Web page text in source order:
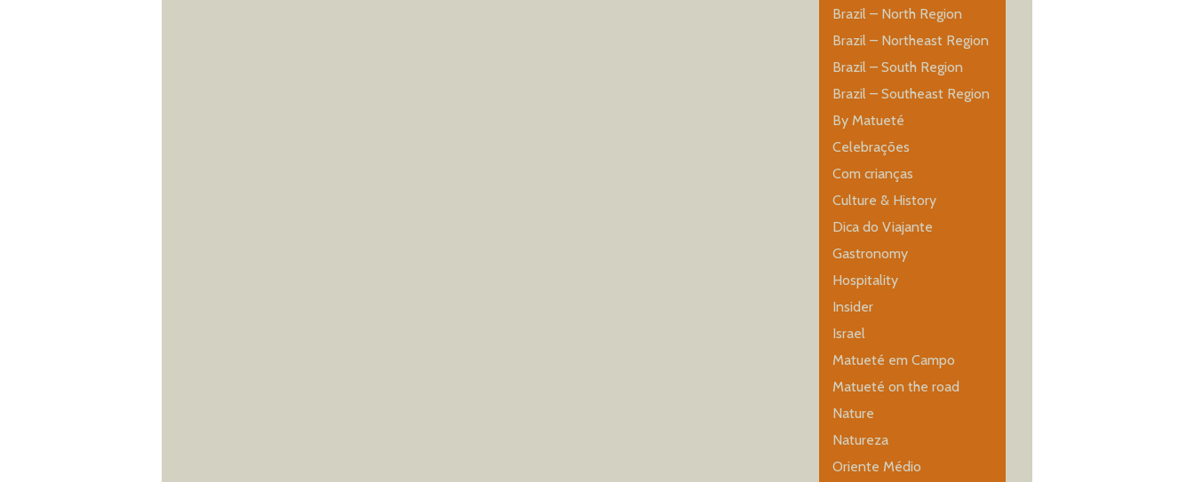
Brazil – North Region
Brazil – Northeast Region
Brazil – South Region
Brazil – Southeast Region
By Matueté
Celebrações
Com crianças
Culture & History
Dica do Viajante
Gastronomy
Hospitality
Insider
Israel
Matueté em Campo
Matueté on the road
Nature
Natureza
Oriente Médio